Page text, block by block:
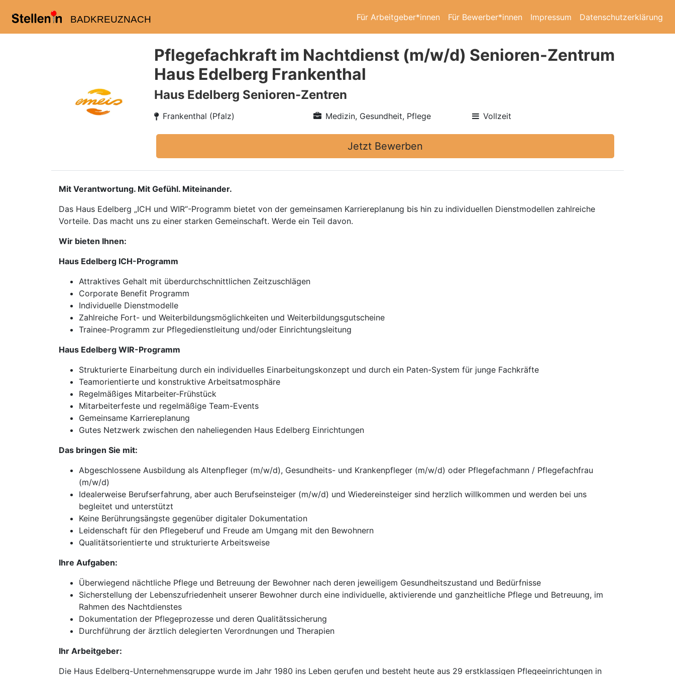
BADKREUZNACH Für Arbeitgeber*innen Für Bewerber*innen Impressum Datenschutzerklärung
Pflegefachkraft im Nachtdienst (m/w/d) Senioren-Zentrum
Haus Edelberg Frankenthal
Haus Edelberg Senioren-Zentren
Frankenthal (Pfalz) Medizin, Gesundheit, Pflege Vollzeit
Jetzt Bewerben
Mit Verantwortung. Mit Gefühl. Miteinander.
Das Haus Edelberg „ICH und WIR“-Programm bietet von der gemeinsamen Karriereplanung bis hin zu individuellen Dienstmodellen zahlreiche
Vorteile. Das macht uns zu einer starken Gemeinschaft. Werde ein Teil davon.
Wir bieten Ihnen:
Haus Edelberg ICH-Programm
Attraktives Gehalt mit überdurchschnittlichen Zeitzuschlägen
Corporate Benefit Programm
Individuelle Dienstmodelle
Zahlreiche Fort- und Weiterbildungsmöglichkeiten und Weiterbildungsgutscheine
Trainee-Programm zur Pflegedienstleitung und/oder Einrichtungsleitung
Haus Edelberg WIR-Programm
Strukturierte Einarbeitung durch ein individuelles Einarbeitungskonzept und durch ein Paten-System für junge Fachkräfte
Teamorientierte und konstruktive Arbeitsatmosphäre
Regelmäßiges Mitarbeiter-Frühstück
Mitarbeiterfeste und regelmäßige Team-Events
Gemeinsame Karriereplanung
Gutes Netzwerk zwischen den naheliegenden Haus Edelberg Einrichtungen
Das bringen Sie mit:
Abgeschlossene Ausbildung als Altenpfleger (m/w/d), Gesundheits- und Krankenpfleger (m/w/d) oder Pflegefachmann / Pflegefachfrau
(m/w/d)
Idealerweise Berufserfahrung, aber auch Berufseinsteiger (m/w/d) und Wiedereinsteiger sind herzlich willkommen und werden bei uns
begleitet und unterstützt
Keine Berührungsängste gegenüber digitaler Dokumentation
Leidenschaft für den Pflegeberuf und Freude am Umgang mit den Bewohnern
Qualitätsorientierte und strukturierte Arbeitsweise
Ihre Aufgaben:
Überwiegend nächtliche Pflege und Betreuung der Bewohner nach deren jeweiligem Gesundheitszustand und Bedürfnisse
Sicherstellung der Lebenszufriedenheit unserer Bewohner durch eine individuelle, aktivierende und ganzheitliche Pflege und Betreuung, im
Rahmen des Nachtdienstes
Dokumentation der Pflegeprozesse und deren Qualitätssicherung
Durchführung der ärztlich delegierten Verordnungen und Therapien
Ihr Arbeitgeber:
Die Haus Edelberg-Unternehmensgruppe wurde im Jahr 1980 ins Leben gerufen und besteht heute aus 29 erstklassigen Pflegeeinrichtungen in